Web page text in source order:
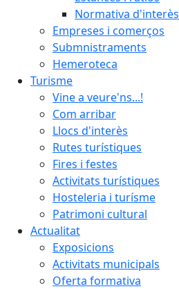
Normativa d'interès
Empreses i comerços
Submnistraments
Hemeroteca
Turisme
Vine a veure'ns...!
Com arribar
Llocs d'interès
Rutes turístiques
Fires i festes
Activitats turístiques
Hosteleria i turísme
Patrimoni cultural
Actualitat
Exposicions
Activitats municipals
Oferta formativa